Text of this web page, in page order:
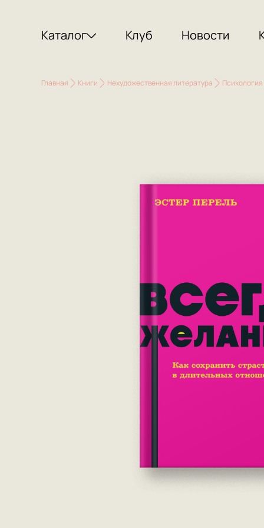
Каталог Клуб Новости
Главная Книги Нехудожественная литература Психология